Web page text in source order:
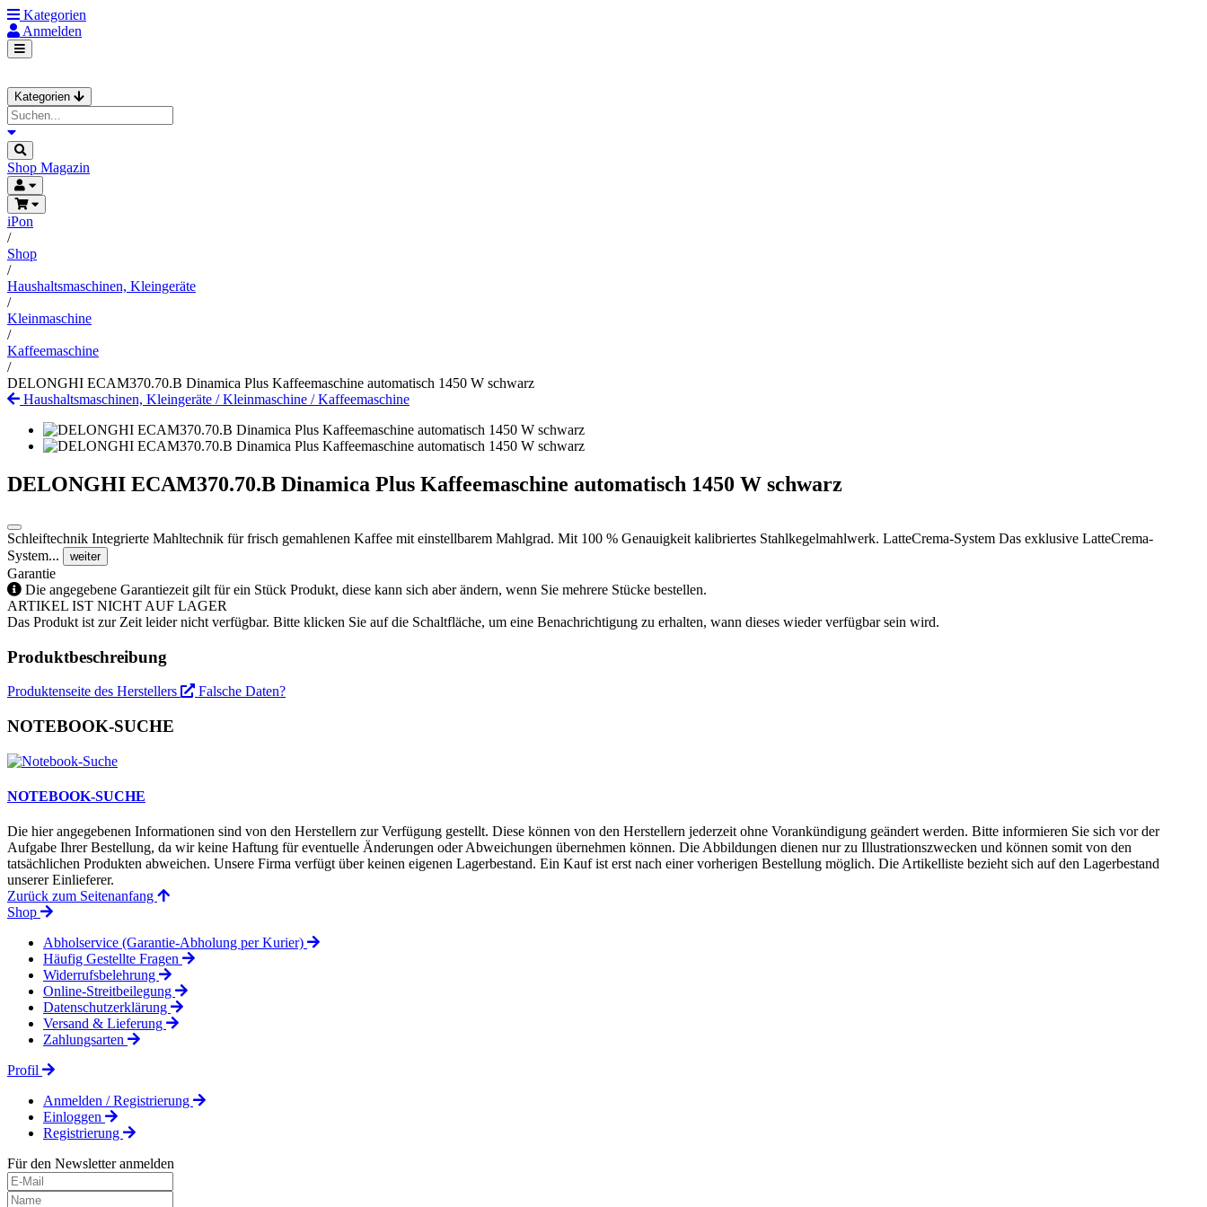
Kategorien
Anmelden
Kategorien
Shop Magazin
iPon
/
Shop
/
Haushaltsmaschinen, Kleingeräte
/
Kleinmaschine
/
Kaffeemaschine
/
DELONGHI ECAM370.70.B Dinamica Plus Kaffeemaschine automatisch 1450 W schwarz
Haushaltsmaschinen, Kleingeräte /Kleinmaschine /Kaffeemaschine
DELONGHI ECAM370.70.B Dinamica Plus Kaffeemaschine automatisch 1450 W schwarz
Schleiftechnik Integrierte Mahltechnik für frisch gemahlenen Kaffee mit einstellbarem Mahlgrad. Mit 100 % Genauigkeit kalibriertes Stahlkegelmahlwerk. LatteCrema-System Das exklusive LatteCrema-
System...
weiter
Garantie
Die angegebene Garantiezeit gilt für ein Stück Produkt, diese kann sich aber ändern, wenn Sie mehrere Stücke bestellen.
ARTIKEL IST NICHT AUF LAGER
Das Produkt ist zur Zeit leider nicht verfügbar. Bitte klicken Sie auf die Schaltfläche, um eine Benachrichtigung zu erhalten, wann dieses wieder verfügbar sein wird.
Produktbeschreibung
Produktenseite des Herstellers Falsche Daten?
NOTEBOOK-SUCHE
NOTEBOOK-SUCHE
Die hier angegebenen Informationen sind von den Herstellern zur Verfügung gestellt. Diese können von den Herstellern jederzeit ohne Vorankündigung geändert werden. Bitte informieren Sie sich vor der
Aufgabe Ihrer Bestellung, da wir keine Haftung für eventuelle Änderungen oder Abweichungen übernehmen können. Die Abbildungen dienen nur zu Illustrationszwecken und können somit von den
tatsächlichen Produkten abweichen. Unsere Firma verfügt über keinen eigenen Lagerbestand. Ein Kauf ist erst nach einer vorherigen Bestellung möglich. Die Artikelliste bezieht sich auf den Lagerbestand
unserer Einlieferer.
Zurück zum Seitenanfang
Shop
Abholservice (Garantie-Abholung per Kurier)
Häufig Gestellte Fragen
Widerrufsbelehrung
Online-Streitbeilegung
Datenschutzerklärung
Versand & Lieferung
Zahlungsarten
Profil
Anmelden / Registrierung
Einloggen
Registrierung
Für den Newsletter anmelden